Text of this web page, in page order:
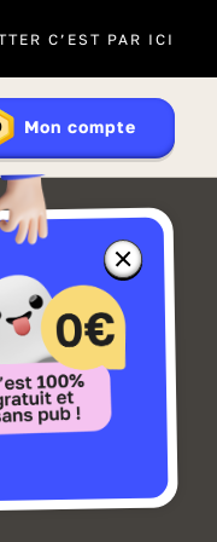
C’EST PAR ICI
Mon compte
Fermer
la
fenêtre
sur
Lumniz